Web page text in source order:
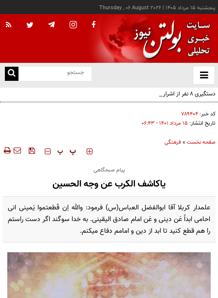
پنجشنبه ۱۵ مرداد ۱۴۰۵ |
Thursday , 06 August 2026
باز
و
دستگیری ۸ نفر از اشرار مسلح شاخص و مرتبطین گروهک‌های تروریستی
کد خبر: ۷۸۹۴۰۴
تاریخ انتشار: ۱۵ مرداد ۱۴۰۱ - ۰۶:۴۳
صفحه نخست »فرهنگی
‍‍‍ پ پ
پیام صبحگاهی
یاکاشف الکرب عن وجه الحسین
علمدار کربلا آقا ابوالفضل العباس(س) فرمود: والله اِن قَطعتموا یَمینی انی
احامی ابداً عَن دینی و عَن امام صادق الیقینی. به خدا سوگند اگر دست راستم
را هم قطع کنید تا ابد از دین و امامم دفاع میکنم.